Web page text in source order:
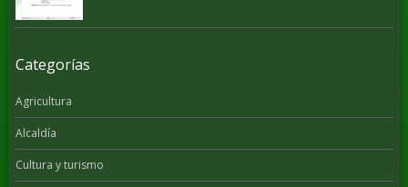
Categorías
Agricultura
Alcaldía
Cultura y turismo